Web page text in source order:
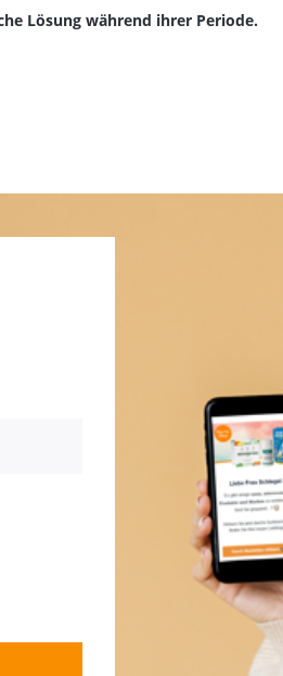
Lösung während ihrer Periode.